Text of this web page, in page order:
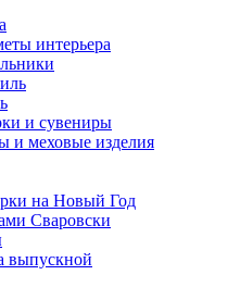
интерьера
и сувениры
и меховые изделия
на Новый Год
Сваровски
выпускной